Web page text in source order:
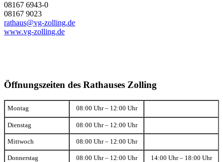
08167 6943-0
08167 9023
rathaus@vg-zolling.de
www.vg-zolling.de
Öffnungszeiten des Rathauses Zolling
Montag 08:00 Uhr – 12:00 Uhr
Dienstag 08:00 Uhr – 12:00 Uhr
Mittwoch 08:00 Uhr – 12:00 Uhr
Donnerstag 08:00 Uhr – 12:00 Uhr 14:00 Uhr – 18:00 Uhr